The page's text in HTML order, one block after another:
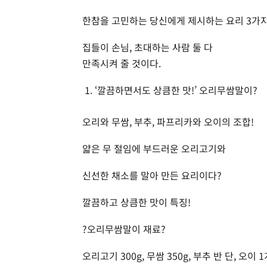
한참을 고민하는 당신에게 제시하는 요리 3가
집들이 손님, 초대하는 사람 둘 다
만족시켜 줄 것이다.
‘깔끔하면서도 상큼한 맛!’ 오리무쌈말이?
오리와 무쌈, 부추, 파프리카와 오이의 조합!
얇은 무 절임에 부드러운 오리고기와
신선한 채소를 말아 만든 요리이다?
깔끔하고 상큼한 맛이 특징!
?오리무쌈말이 재료?
오리고기 300g, 무쌈 350g, 부추 반 단, 오이 1